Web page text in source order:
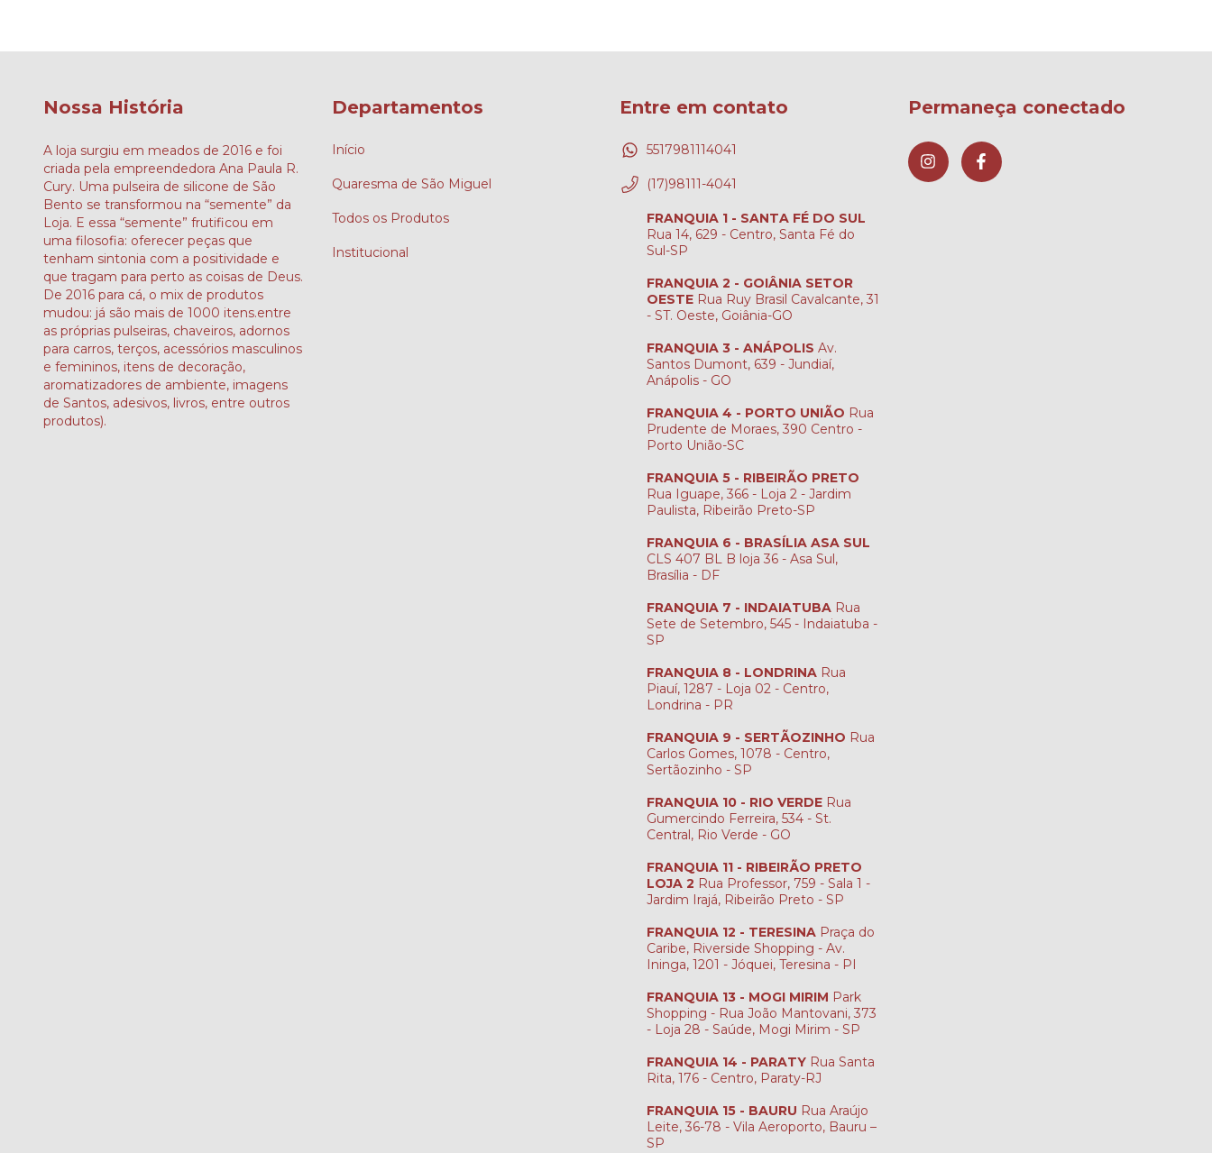
Nossa História
A loja surgiu em meados de 2016 e foi
criada pela empreendedora Ana Paula R.
Cury. Uma pulseira de silicone de São
Bento se transformou na “semente” da
Loja. E essa “semente” frutificou em
uma filosofia: oferecer peças que
tenham sintonia com a positividade e
que tragam para perto as coisas de Deus.
De 2016 para cá, o mix de produtos
mudou: já são mais de 1000 itens.entre
as próprias pulseiras, chaveiros, adornos
para carros, terços, acessórios masculinos
e femininos, itens de decoração,
aromatizadores de ambiente, imagens
de Santos, adesivos, livros, entre outros
produtos).
Departamentos
Início
Quaresma de São Miguel
Todos os Produtos
Institucional
Entre em contato
5517981114041
(17)98111-4041
FRANQUIA 1 - SANTA FÉ DO SUL
Rua 14, 629 - Centro, Santa Fé do
Sul-SP
FRANQUIA 2 - GOIÂNIA SETOR
OESTE Rua Ruy Brasil Cavalcante, 31
- ST. Oeste, Goiânia-GO
FRANQUIA 3 - ANÁPOLIS Av.
Santos Dumont, 639 - Jundiaí,
Anápolis - GO
FRANQUIA 4 - PORTO UNIÃO Rua
Prudente de Moraes, 390 Centro -
Porto União-SC
FRANQUIA 5 - RIBEIRÃO PRETO
Rua Iguape, 366 - Loja 2 - Jardim
Paulista, Ribeirão Preto-SP
FRANQUIA 6 - BRASÍLIA ASA SUL
CLS 407 BL B loja 36 - Asa Sul,
Brasília - DF
FRANQUIA 7 - INDAIATUBA Rua
Sete de Setembro, 545 - Indaiatuba -
SP
FRANQUIA 8 - LONDRINA Rua
Piauí, 1287 - Loja 02 - Centro,
Londrina - PR
FRANQUIA 9 - SERTÃOZINHO Rua
Carlos Gomes, 1078 - Centro,
Sertãozinho - SP
FRANQUIA 10 - RIO VERDE Rua
Gumercindo Ferreira, 534 - St.
Central, Rio Verde - GO
FRANQUIA 11 - RIBEIRÃO PRETO
LOJA 2 Rua Professor, 759 - Sala 1 -
Jardim Irajá, Ribeirão Preto - SP
FRANQUIA 12 - TERESINA Praça do
Caribe, Riverside Shopping - Av.
Ininga, 1201 - Jóquei, Teresina - PI
FRANQUIA 13 - MOGI MIRIM Park
Shopping - Rua João Mantovani, 373
- Loja 28 - Saúde, Mogi Mirim - SP
FRANQUIA 14 - PARATY Rua Santa
Rita, 176 - Centro, Paraty-RJ
FRANQUIA 15 - BAURU Rua Araújo
Leite, 36-78 - Vila Aeroporto, Bauru –
SP
Permaneça conectado